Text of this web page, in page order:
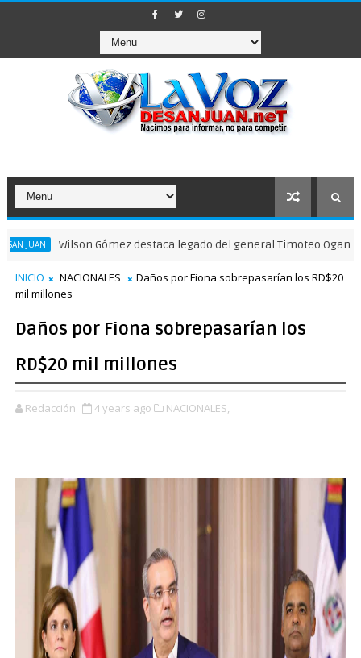
Gómez destaca legado del general Timoteo Ogando en su 208
INICIO NACIONALES
Daños por Fiona sobrepasarían los RD$20
mil millones
Daños por Fiona sobrepasarían los
RD$20 mil millones
Redacción 4 years ago NACIONALES,